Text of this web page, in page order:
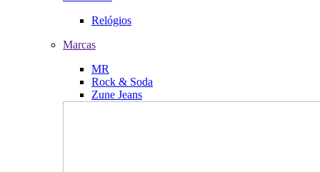
Relógios
Marcas
MR
Rock & Soda
Zune Jeans